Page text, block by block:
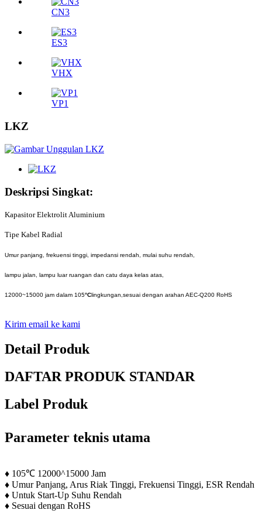
CN3
ES3
VHX
VP1
LKZ
Deskripsi Singkat:
Kapasitor Elektrolit Aluminium
Tipe Kabel Radial
Umur panjang, frekuensi tinggi, impedansi rendah, mulai suhu rendah,
lampu jalan, lampu luar ruangan dan catu daya kelas atas,
12000~15000 jam dalam 105°Clingkungan,sesuai dengan arahan AEC-Q200 RoHS
Kirim email ke kami
Detail Produk
DAFTAR PRODUK STANDAR
Label Produk
Parameter teknis utama
♦ 105℃ 12000^15000 Jam
♦ Umur Panjang, Arus Riak Tinggi, Frekuensi Tinggi, ESR Rendah
♦ Untuk Start-Up Suhu Rendah
♦ Sesuai dengan RoHS